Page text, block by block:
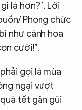
là hơn?”. Lời
Phong chức
như cánh hoa
cười!”.
gọi là mùa
ngại vượt
tết gần gũi